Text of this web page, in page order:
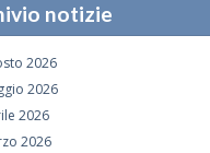
notizie
2026
2026
2026
2026